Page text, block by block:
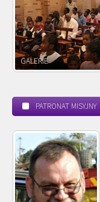
POWOŁANIE MISYJNE
PATRONAT MISYJNY